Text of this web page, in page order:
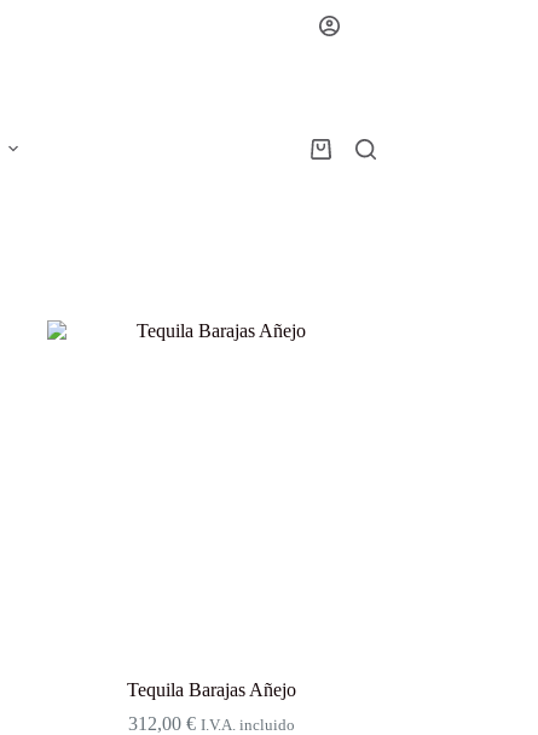
Carro
Tequila Barajas Añejo
312,00 € I.V.A. incluido